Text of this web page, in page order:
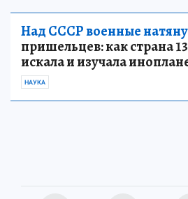
Над СССР военные
пришельцев: как страна
искала и изучала
НАУКА